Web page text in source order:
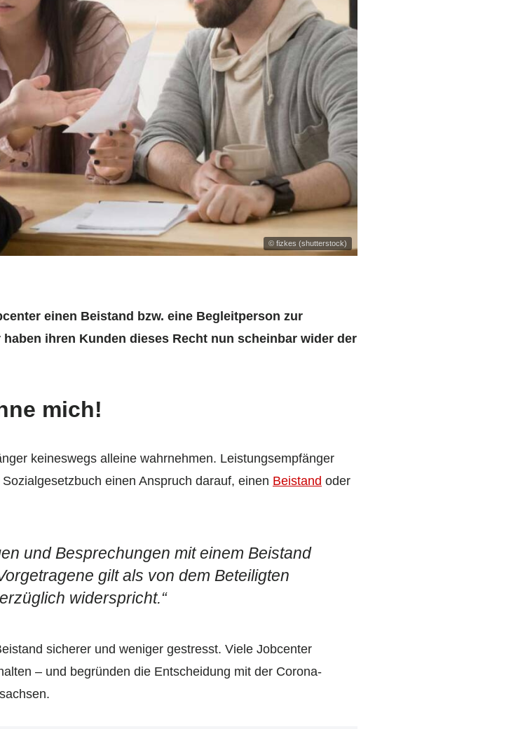
© fizkes (shutterstock)
einen Beistand bzw. eine Begleitperson zur
ihren Kunden dieses Recht nun scheinbar wider der
mich!
keineswegs alleine wahrnehmen. Leistungsempfänger
einen Anspruch darauf, einen Beistand oder
und Besprechungen mit einem Beistand
gilt als von dem Beteiligten
widerspricht.“
sicherer und weniger gestresst. Viele Jobcenter
– und begründen die Entscheidung mit der Corona-